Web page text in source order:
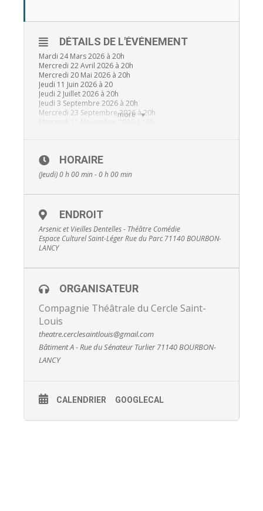
more
DÉTAILS DE L'ÉVÉNEMENT
Mardi 24 Mars 2026 à 20h
Mercredi 22 Avril 2026 à 20h
Mercredi 20 Mai 2026 à 20h
Jeudi 11 Juin 2026 à 20
Jeudi 2 Juillet 2026 à 20h
Jeudi 3 Septembre 2026 à 20h
Mercredi 23 Septembre 2026 à 20h
Tarif de base
HORAIRE
(Jeudi) 0 h 00 min - 0 h 00 min
ENDROIT
Arsenic et Vieilles Dentelles - Théâtre Comédie
Espace Culturel Saint-Léger Rue du Parc 71140 BOURBON-
LANCY
ORGANISATEUR
Compagnie Théâtrale du Cercle Saint-
Louis
theatre.cerclesaintlouis@gmail.com
Bâtiment A - Rue du Sénateur Turlier 71140 BOURBON-
LANCY
CALENDRIER GOOGLECAL